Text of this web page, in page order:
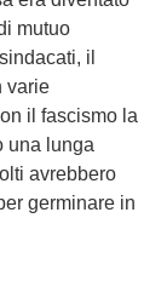
mutuo
il
varie
il fascismo la
una lunga
avrebbero
germinare in